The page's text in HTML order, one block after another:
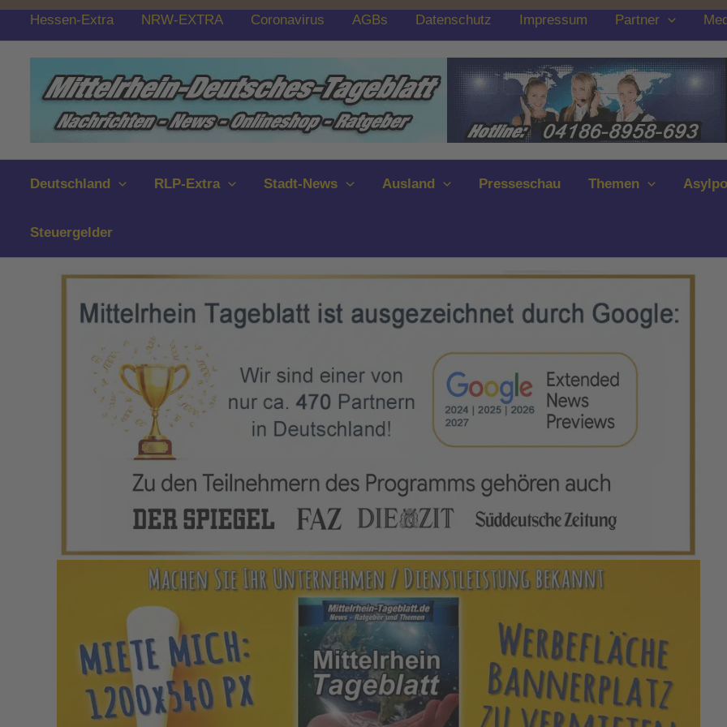
Zum
springen
Hessen-Extra NRW-EXTRA Coronavirus AGBs Datenschutz Impressum Partner
Deutschland RLP-Extra Stadt-News Ausland Presseschau Themen
Steuergelder